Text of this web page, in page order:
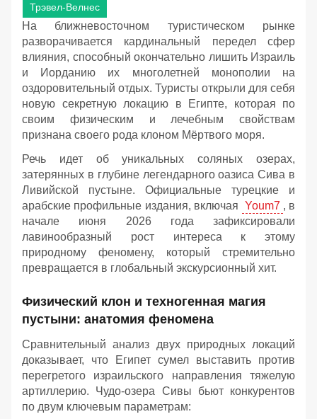
Трэвел-Велнес
На ближневосточном туристическом рынке
разворачивается кардинальный передел сфер
влияния, способный окончательно лишить Израиль
и Иорданию их многолетней монополии на
оздоровительный отдых. Туристы открыли для себя
новую секретную локацию в Египте, которая по
своим физическим и лечебным свойствам
признана своего рода клоном Мёртвого моря.
Речь идет об уникальных соляных озерах,
затерянных в глубине легендарного оазиса Сива в
Ливийской пустыне. Официальные турецкие и
арабские профильные издания, включая Youm7 , в
начале июня 2026 года зафиксировали
лавинообразный рост интереса к этому
природному феномену, который стремительно
превращается в глобальный экскурсионный хит.
Физический клон и техногенная магия
пустыни: анатомия феномена
Сравнительный анализ двух природных локаций
доказывает, что Египет сумел выставить против
перегретого израильского направления тяжелую
артиллерию. Чудо-озера Сивы бьют конкурентов
по двум ключевым параметрам: